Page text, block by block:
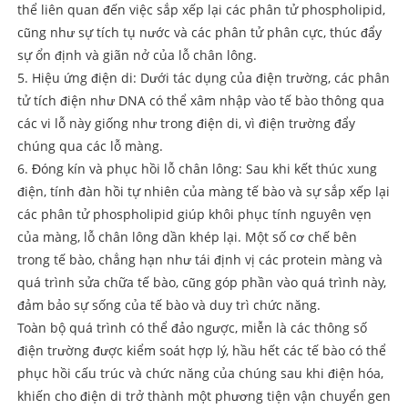
thể liên quan đến việc sắp xếp lại các phân tử phospholipid,
cũng như sự tích tụ nước và các phân tử phân cực, thúc đẩy
sự ổn định và giãn nở của lỗ chân lông.
5. Hiệu ứng điện di: Dưới tác dụng của điện trường, các phân
tử tích điện như DNA có thể xâm nhập vào tế bào thông qua
các vi lỗ này giống như trong điện di, vì điện trường đẩy
chúng qua các lỗ màng.
6. Đóng kín và phục hồi lỗ chân lông: Sau khi kết thúc xung
điện, tính đàn hồi tự nhiên của màng tế bào và sự sắp xếp lại
các phân tử phospholipid giúp khôi phục tính nguyên vẹn
của màng, lỗ chân lông dần khép lại. Một số cơ chế bên
trong tế bào, chẳng hạn như tái định vị các protein màng và
quá trình sửa chữa tế bào, cũng góp phần vào quá trình này,
đảm bảo sự sống của tế bào và duy trì chức năng.
Toàn bộ quá trình có thể đảo ngược, miễn là các thông số
điện trường được kiểm soát hợp lý, hầu hết các tế bào có thể
phục hồi cấu trúc và chức năng của chúng sau khi điện hóa,
khiến cho điện di trở thành một phương tiện vận chuyển gen